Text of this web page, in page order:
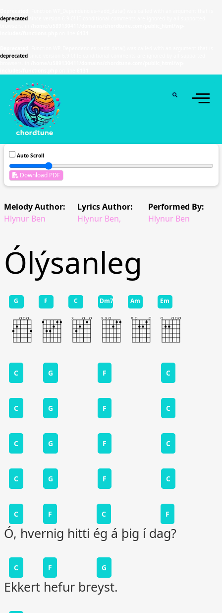
deprecated
deprecated
Auto Scroll
Download PDF
Melody Author:
Hlynur Ben
Lyrics Author:
Hlynur Ben,
Performed By:
Hlynur Ben
Ólýsanleg
C G F C
C G F C
C G F C
C G F C
C F C F
Ó, hvernig hitti ég á þig í dag?
C F G
Ekkert hefur breyst.
G F C Dm7 Am Em